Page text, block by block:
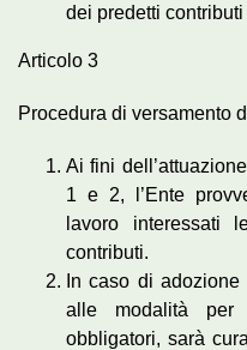
dei predetti
Articolo 3
Procedura di versamento
Ai fini
1 e 2, l’Ente
lavoro interessati
contributi.
In caso di
alle modalità per
obbligatori, sarà